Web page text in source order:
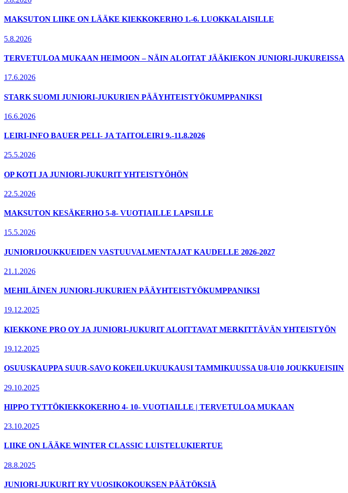
MAKSUTON LIIKE ON LÄÄKE KIEKKOKERHO 1.-6. LUOKKALAISILLE
5.8.2026
TERVETULOA MUKAAN HEIMOON – NÄIN ALOITAT JÄÄKIEKON JUNIORI-JUKUREISSA
17.6.2026
STARK SUOMI JUNIORI-JUKURIEN PÄÄYHTEISTYÖKUMPPANIKSI
16.6.2026
LEIRI-INFO BAUER PELI- JA TAITOLEIRI 9.-11.8.2026
25.5.2026
OP KOTI JA JUNIORI-JUKURIT YHTEISTYÖHÖN
22.5.2026
MAKSUTON KESÄKERHO 5-8- VUOTIAILLE LAPSILLE
15.5.2026
JUNIORIJOUKKUEIDEN VASTUUVALMENTAJAT KAUDELLE 2026-2027
21.1.2026
MEHILÄINEN JUNIORI-JUKURIEN PÄÄYHTEISTYÖKUMPPANIKSI
19.12.2025
KIEKKONE PRO OY JA JUNIORI-JUKURIT ALOITTAVAT MERKITTÄVÄN YHTEISTYÖN
19.12.2025
OSUUSKAUPPA SUUR-SAVO KOKEILUKUUKAUSI TAMMIKUUSSA U8-U10 JOUKKUEISIIN
29.10.2025
HIPPO TYTTÖKIEKKOKERHO 4- 10- VUOTIAILLE | TERVETULOA MUKAAN
23.10.2025
LIIKE ON LÄÄKE WINTER CLASSIC LUISTELUKIERTUE
28.8.2025
JUNIORI-JUKURIT RY VUOSIKOKOUKSEN PÄÄTÖKSIÄ